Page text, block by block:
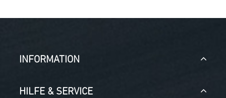
INFORMATION
HILFE & SERVICE